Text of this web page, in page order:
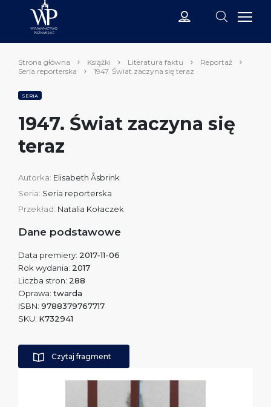
Strona główna Książki Literatura faktu
Reportaż
Seria reporterska
1947. Świat zaczyna się teraz
SERIA
1947. Świat zaczyna się
teraz
Autorka: Elisabeth Åsbrink
Seria: Seria reporterska
Przekład: Natalia Kołaczek
Dane podstawowe
Data premiery: 2017-11-06
Rok wydania: 2017
Liczba stron: 288
Oprawa: twarda
ISBN: 9788379767717
SKU: K732941
Czytaj fragment